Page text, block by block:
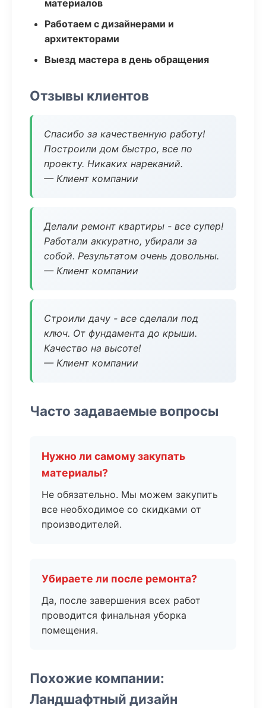
материалов
Работаем с дизайнерами и
архитекторами
Выезд мастера в день обращения
Отзывы клиентов
Спасибо за качественную работу!
Построили дом быстро, все по
проекту. Никаких нареканий.
— Клиент компании
Делали ремонт квартиры - все супер!
Работали аккуратно, убирали за
собой. Результатом очень довольны.
— Клиент компании
Строили дачу - все сделали под
ключ. От фундамента до крыши.
Качество на высоте!
— Клиент компании
Часто задаваемые вопросы
Нужно ли самому закупать
материалы?
Не обязательно. Мы можем закупить
все необходимое со скидками от
производителей.
Убираете ли после ремонта?
Да, после завершения всех работ
проводится финальная уборка
помещения.
Похожие компании:
Ландшафтный дизайн